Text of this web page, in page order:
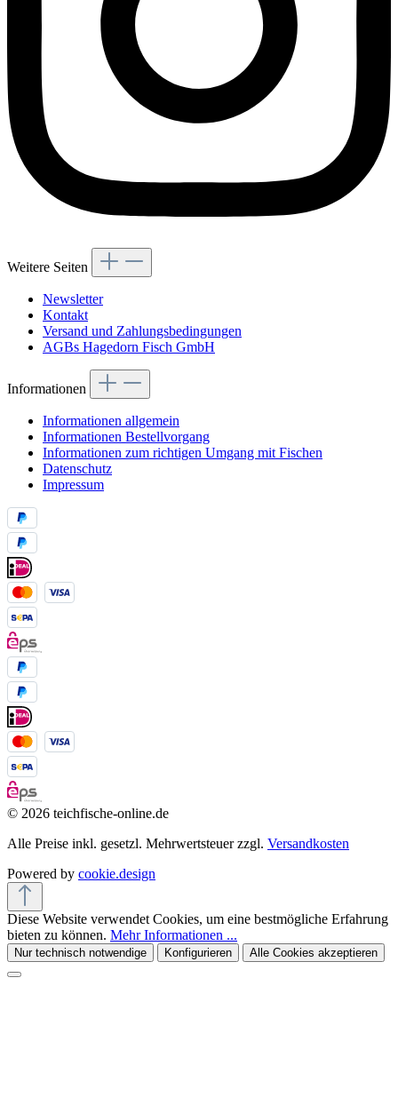
Weitere Seiten
Newsletter
Kontakt
Versand und Zahlungsbedingungen
AGBs Hagedorn Fisch GmbH
Informationen
Informationen allgemein
Informationen Bestellvorgang
Informationen zum richtigen Umgang mit Fischen
Datenschutz
Impressum
© 2026 teichfische-online.de
Alle Preise inkl. gesetzl. Mehrwertsteuer zzgl. Versandkosten
Powered by cookie.design
Diese Website verwendet Cookies, um eine bestmögliche Erfahrung
bieten zu können. Mehr Informationen ...
Nur technisch notwendige Konfigurieren Alle Cookies akzeptieren